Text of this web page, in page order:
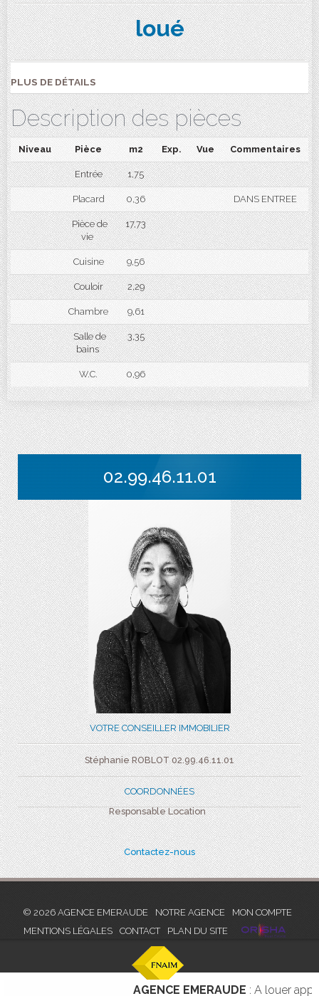
loué
PLUS DE DÉTAILS
Description des pièces
Niveau Pièce m2 Exp. Vue Commentaires
Entrée 1,75
Placard 0,36 DANS ENTREE
Pièce de
vie
17,73
Cuisine 9,56
Couloir 2,29
Chambre 9,61
Salle de
bains
3,35
W.C. 0,96
02.99.46.11.01
VOTRE CONSEILLER IMMOBILIER
Stéphanie ROBLOT 02.99.46.11.01
COORDONNÉES
Responsable Location
Contactez-nous
© 2026 AGENCE EMERAUDE NOTRE AGENCE
MON COMPTE
MENTIONS LÉGALES
CONTACT PLAN DU SITE
AGENCE EMERAUDE: A louer